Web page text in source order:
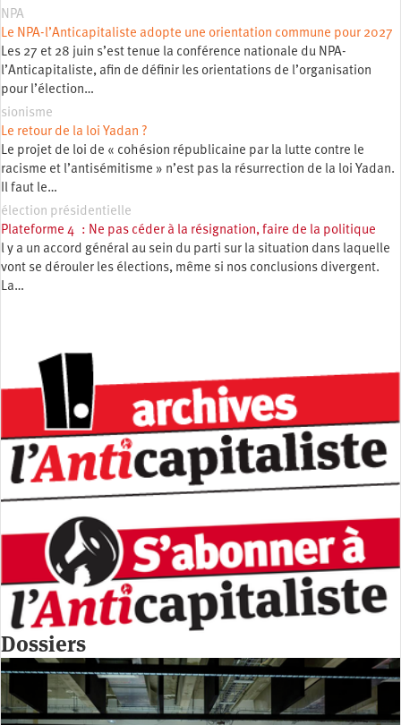
NPA
Le NPA-l’Anticapitaliste adopte une orientation commune pour 2027
Les 27 et 28 juin s’est tenue la conférence nationale du NPA-
l’Anticapitaliste, afin de définir les orientations de l’organisation
pour l’élection…
sionisme
Le retour de la loi Yadan ?
Le projet de loi de « cohésion républicaine par la lutte contre le
racisme et l’antisémitisme » n’est pas la résurrection de la loi Yadan.
Il faut le…
élection présidentielle
Plateforme 4 : Ne pas céder à la résignation, faire de la politique
l y a un accord général au sein du parti sur la situation dans laquelle
vont se dérouler les élections, même si nos conclusions divergent.
La…
Dossiers